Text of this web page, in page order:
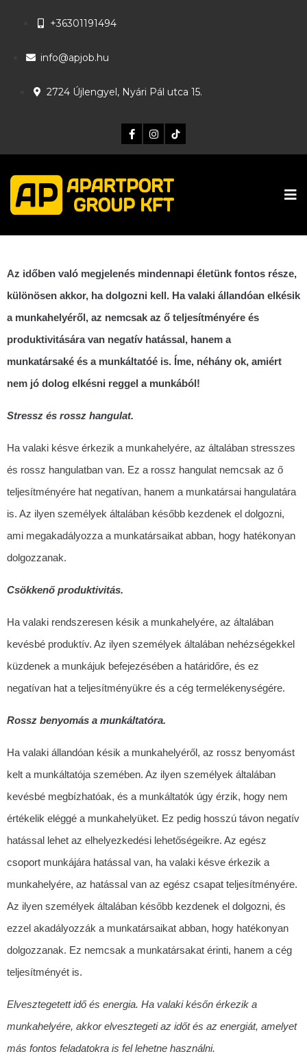
+36301191494
info@apjob.hu
2724 Újlengyel, Nyári Pál utca 15.
Az időben való megjelenés mindennapi életünk fontos része,
különösen akkor, ha dolgozni kell. Ha valaki állandóan elkésik
a munkahelyéről, az nemcsak az ő teljesítményére és
produktivitására van negatív hatással, hanem a
munkatársaké és a munkáltatóé is. Íme, néhány ok, amiért
nem jó dolog elkésni reggel a munkából!
Stressz és rossz hangulat.
Ha valaki késve érkezik a munkahelyére, az általában stresszes
és rossz hangulatban van. Ez a rossz hangulat nemcsak az ő
teljesítményére hat negatívan, hanem a munkatársai hangulatára
is. Az ilyen személyek általában később kezdenek el dolgozni,
ami megakadályozza a munkatársaikat abban, hogy hatékonyan
dolgozzanak.
Csökkenő produktivitás.
Ha valaki rendszeresen késik a munkahelyére, az általában
kevésbé produktív. Az ilyen személyek általában nehézségekkel
küzdenek a munkájuk befejezésében a határidőre, és ez
negatívan hat a teljesítményükre és a cég termelékenységére.
Rossz benyomás a munkáltatóra.
Ha valaki állandóan késik a munkahelyéről, az rossz benyomást
kelt a munkáltatója szemében. Az ilyen személyek általában
kevésbé megbízhatóak, és a munkáltatók úgy érzik, hogy nem
értékelik eléggé a munkahelyüket. Ez pedig hosszú távon negatív
hatással lehet az elhelyezkedési lehetőségeikre. Az egész
csoport munkájára hatással van, ha valaki késve érkezik a
munkahelyére, az hatással van az egész csapat teljesítményére.
Az ilyen személyek általában később kezdenek el dolgozni, és
ezzel akadályozzák a munkatársaikat abban, hogy hatékonyan
dolgozzanak. Ez nemcsak a munkatársakat érinti, hanem a cég
teljesítményét is.
Elvesztegetett idő és energia. Ha valaki későn érkezik a
munkahelyére, akkor elvesztegeti az időt és az energiát, amelyet
más fontos feladatokra is fel lehetne használni.